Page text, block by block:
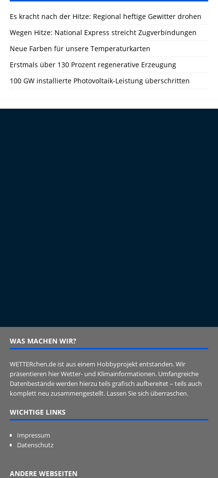
Es kracht nach der Hitze: Regional heftige Gewitter drohen
Wegen Hitze: National Express streicht Zugverbindungen
Neue Farben für unsere Temperaturkarten
Erstmals über 130 Prozent regenerative Erzeugung
100 GW installierte Photovoltaik-Leistung überschritten
WAS MACHEN WIR?
WETTERchen.de ist aus einem Hobbyprojekt entstanden. Wir
präsentieren hier Wetter- und Klimainformationen. Umfangreiche
Datenbestände werden hierzu teils grafisch aufbereitet – teils auch
komplett neu zusammengestellt. Lassen Sie sich überraschen.
WICHTIGE LINKS
Impressum
Datenschutz
ANDERE WEBSEITEN